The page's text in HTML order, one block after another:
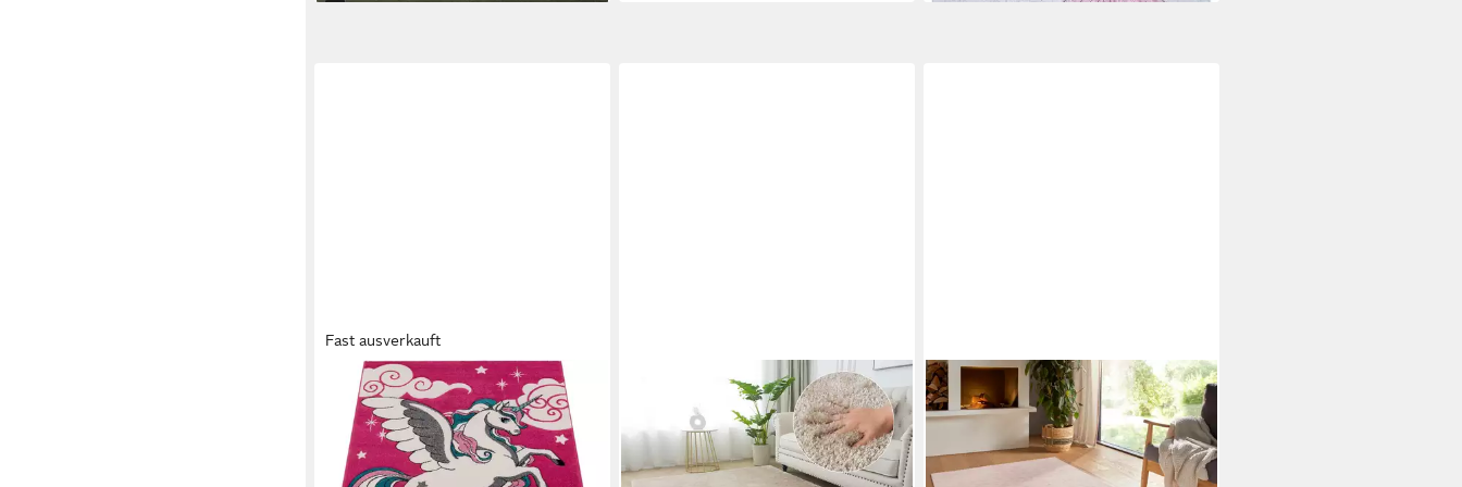
Fast ausverkauft
PACO HOME
Kinderteppich Diamond 640,
rechteckig, Höhe: 16 mm, 3D-Design,
Motiv Einhorn & Sterne,
BRUNO BANANI
Teppich Dana Teppich, besonders
weich und kuschelig, Kundenliebling,
rechteckig, Höhe: 30 mm, uni,
TACA HOME
Teppich Kurzflor Teppich Hasenfell
Optik, rechteckig, Höhe: 10 mm,
Wohnzimmer, Kinderzimmer,